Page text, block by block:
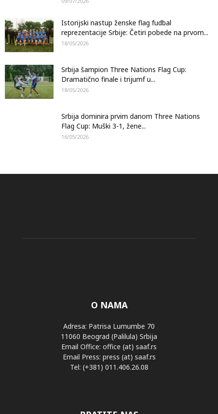
Istorijski nastup ženske flag fudbal
reprezentacije Srbije: Četiri pobede na prvom...
18/05/2026
Srbija šampion Three Nations Flag Cup:
Dramatično finale i trijumf u...
18/05/2026
Srbija dominira prvim danom Three Nations
Flag Cup: Muški 3-1, žene...
16/05/2026
O NAMA
Adresa: Patrisa Lumumbe 70
11060 Beograd (Palilula) Srbija
Email Office: office (at) saaf.rs
Email Press: press (at) saaf.rs
Tel: (+381) 011.406.26.08